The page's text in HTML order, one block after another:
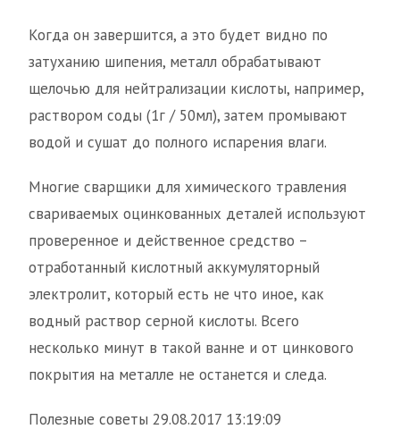
Когда он завершится, а это будет видно по
затуханию шипения, металл обрабатывают
щелочью для нейтрализации кислоты, например,
раствором соды (1г / 50мл), затем промывают
водой и сушат до полного испарения влаги.
Многие сварщики для химического травления
свариваемых оцинкованных деталей используют
проверенное и действенное средство –
отработанный кислотный аккумуляторный
электролит, который есть не что иное, как
водный раствор серной кислоты. Всего
несколько минут в такой ванне и от цинкового
покрытия на металле не останется и следа.
Полезные советы 29.08.2017 13:19:09